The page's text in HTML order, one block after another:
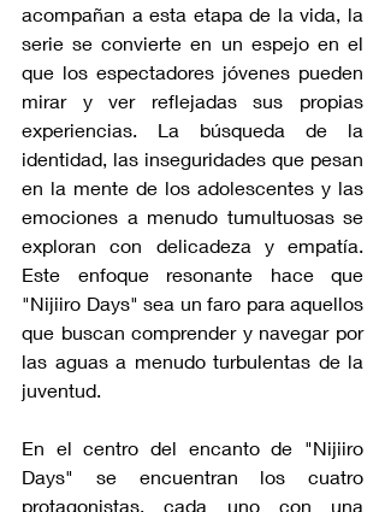
acompañan a esta etapa de la vida, la
serie se convierte en un espejo en el
que los espectadores jóvenes pueden
mirar y ver reflejadas sus propias
experiencias. La búsqueda de la
identidad, las inseguridades que pesan
en la mente de los adolescentes y las
emociones a menudo tumultuosas se
exploran con delicadeza y empatía.
Este enfoque resonante hace que
"Nijiiro Days" sea un faro para aquellos
que buscan comprender y navegar por
las aguas a menudo turbulentas de la
juventud.
En el centro del encanto de "Nijiiro
Days" se encuentran los cuatro
protagonistas, cada uno con una